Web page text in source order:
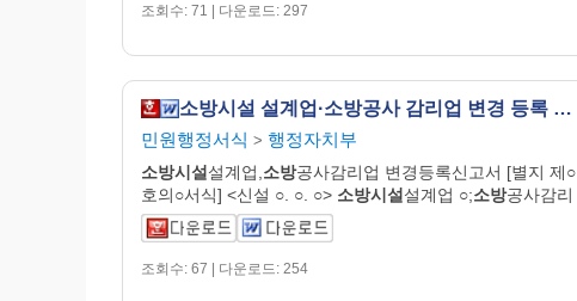
조회수: 71 | 다운로드: 297
소방시설 설계업·소방공사 감리업 변경 등록 신고서
민원행정서식 > 행정자치부
소방시설설계업, 소방공사감리업 변경등록신고서 [별지 제○
호의○서식] <신설 ○. ○. ○> 소방시설설계업 ○;소방공사감리
조회수: 67 | 다운로드: 254